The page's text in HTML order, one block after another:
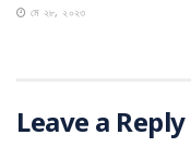
মে ২৮, ২০২৩
Leave a Reply